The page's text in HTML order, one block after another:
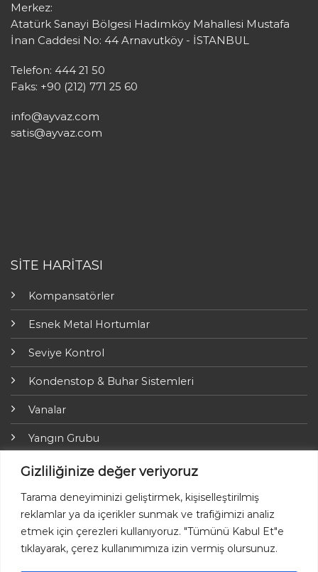
Gizliliğinize değer veriyoruz
Tarama deneyiminizi geliştirmek, kişiselleştirilmiş
reklamlar ya da içerikler sunmak ve trafiğimizi analiz
etmek için çerezleri kullanıyoruz. "Tümünü Kabul Et"e
tıklayarak, çerez kullanımımıza izin vermiş olursunuz.
Merkez:
Atatürk Sanayi Bölgesi Hadımköy Mahallesi Mustafa
İnan Caddesi No: 44 Arnavutköy - İSTANBUL
Telefon: 444 21 50
Faks: +90 (212) 771 25 60
info@ayvaz.com
satis@ayvaz.com
SİTE HARİTASI
Kompansatörler
Esnek Metal Hortumlar
Seviye Kontrol
Kondenstop & Buhar Sistemleri
Vanalar
Yangın Grubu
ARI-Armaturen
Yalıtım Grubu
Online Ödemeler